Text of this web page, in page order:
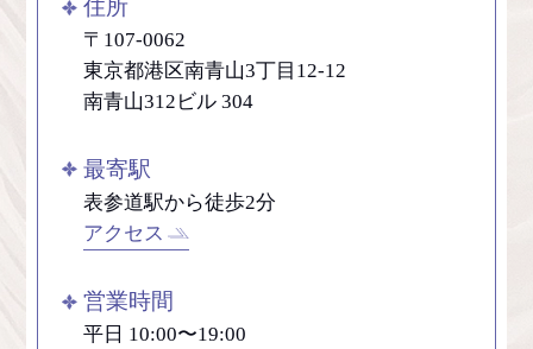
住所
〒107-0062
東京都港区南青山3丁目12-12
南青山312ビル 304
最寄駅
表参道駅から徒歩2分
アクセス
営業時間
平日 10:00〜19:00